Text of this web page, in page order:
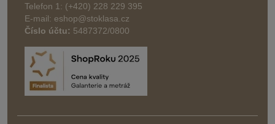
Telefon 1: (+420) 228 229 395
E-mail: eshop@stoklasa.cz
Číslo účtu: 5487372/0800